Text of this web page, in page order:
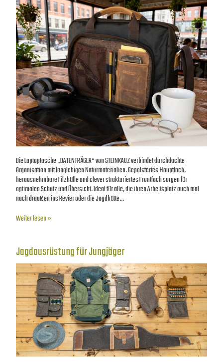
Die Laptoptasche „DATENTRÄGER“ von STEINKAUZ verbindet durchdachte
Organisation mit langlebigen Naturmaterialien. Gepolstertes Hauptfach,
herausnehmbare Filzhülle und clever strukturiertes Frontfach sorgen für
optimalen Schutz und Übersicht. Ideal für alle, die ihren Arbeitsplatz auch mal
nach draußen ins Revier oder die Jagdhütte…
Weiter lesen »
Jagdausrüstung für Jungjäger